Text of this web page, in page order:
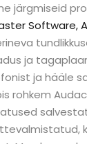
järgmiseid
Software,
ja
ja hääle
rohkem